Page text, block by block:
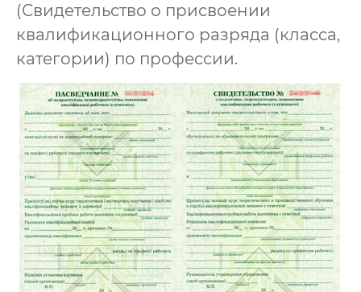
(Свидетельство о присвоении
квалификационного разряда (класса,
категории) по профессии.